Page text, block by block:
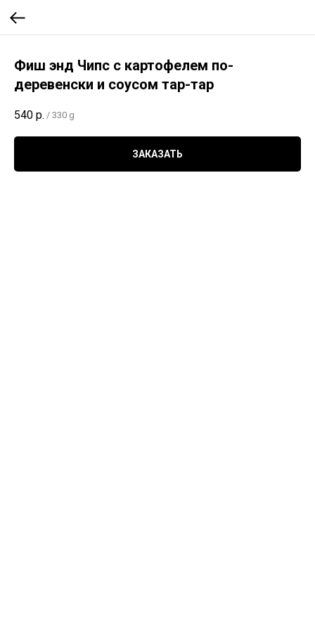
Фиш энд Чипс с картофелем по-
деревенски и соусом тар-тар
540 р. / 330 g
ЗАКАЗАТЬ